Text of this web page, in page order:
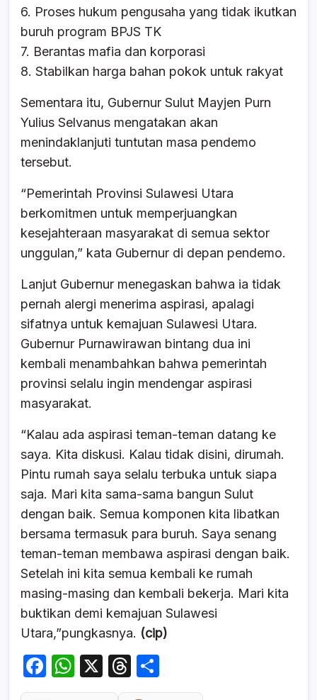
6. Proses hukum pengusaha yang tidak ikutkan
buruh program BPJS TK
7. Berantas mafia dan korporasi
8. Stabilkan harga bahan pokok untuk rakyat
Sementara itu, Gubernur Sulut Mayjen Purn
Yulius Selvanus mengatakan akan
menindaklanjuti tuntutan masa pendemo
tersebut.
“Pemerintah Provinsi Sulawesi Utara
berkomitmen untuk memperjuangkan
kesejahteraan masyarakat di semua sektor
unggulan,” kata Gubernur di depan pendemo.
Lanjut Gubernur menegaskan bahwa ia tidak
pernah alergi menerima aspirasi, apalagi
sifatnya untuk kemajuan Sulawesi Utara.
Gubernur Purnawirawan bintang dua ini
kembali menambahkan bahwa pemerintah
provinsi selalu ingin mendengar aspirasi
masyarakat.
“Kalau ada aspirasi teman-teman datang ke
saya. Kita diskusi. Kalau tidak disini, dirumah.
Pintu rumah saya selalu terbuka untuk siapa
saja. Mari kita sama-sama bangun Sulut
dengan baik. Semua komponen kita libatkan
bersama termasuk para buruh. Saya senang
teman-teman membawa aspirasi dengan baik.
Setelah ini kita semua kembali ke rumah
masing-masing dan kembali bekerja. Mari kita
buktikan demi kemajuan Sulawesi
Utara,”pungkasnya. (cip)
F
a
W
h
X
T
hr h